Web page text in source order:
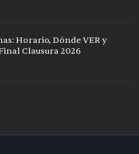
Horario, Dónde VER y
Clausura 2026